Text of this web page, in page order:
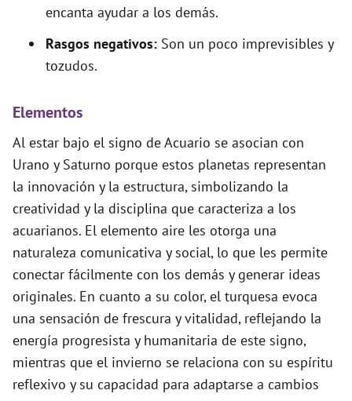
encanta ayudar a los demás.
Rasgos negativos: Son un poco imprevisibles y
tozudos.
Elementos
Al estar bajo el signo de Acuario se asocian con
Urano y Saturno porque estos planetas representan
la innovación y la estructura, simbolizando la
creatividad y la disciplina que caracteriza a los
acuarianos. El elemento aire les otorga una
naturaleza comunicativa y social, lo que les permite
conectar fácilmente con los demás y generar ideas
originales. En cuanto a su color, el turquesa evoca
una sensación de frescura y vitalidad, reflejando la
energía progresista y humanitaria de este signo,
mientras que el invierno se relaciona con su espíritu
reflexivo y su capacidad para adaptarse a cambios